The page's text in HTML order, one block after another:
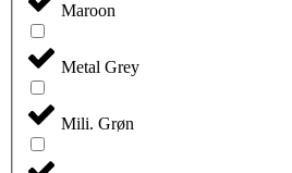
Maroon
Metal Grey
Mili. Grøn